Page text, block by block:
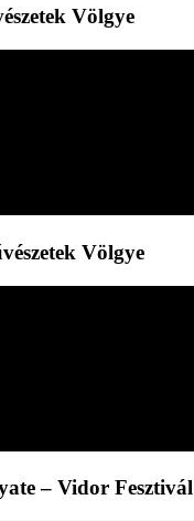
Völgye
Völgye
– Vidor Fesztivál